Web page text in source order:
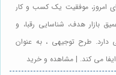
امروز، موفقیت یک کسب و کار
بازار هدف، شناسایی رقبا، و
دارد. طرح توجیهی ، به عنوان
می کند. | مشاهده و خرید